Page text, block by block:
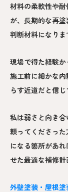
材料の柔軟性や
が、長期的な再
判断材料になりま
現場で得た経験か
施工前に細かな
らす近道だと信じ
私は弱さと向き合
頼ってくださっ
になる箇所があ
せた最適な補修計
外壁塗装・屋根塗